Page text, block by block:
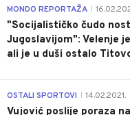
MONDO REPORTAŽA
"Socijalističko čudo
Jugoslavijom": Velenje
ali je u duši ostalo
OSTALI SPORTOVI 14.02.2021.
Vujović poslije poraza